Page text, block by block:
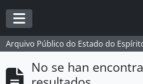
Toggle navigation
Arquivo Público do Estado do
No se han